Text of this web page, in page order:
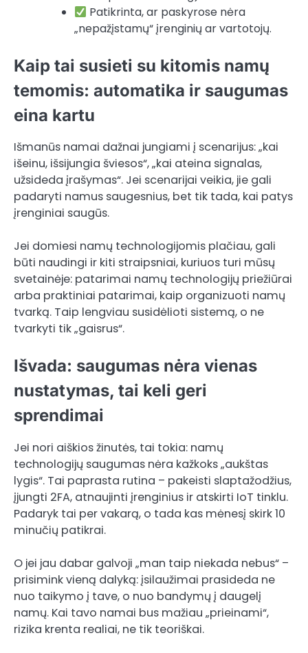
Patikrinta, ar paskyrose nėra
„nepažįstamų“ įrenginių ar vartotojų.
Kaip tai susieti su kitomis namų
temomis: automatika ir saugumas
eina kartu
Išmanūs namai dažnai jungiami į scenarijus: „kai
išeinu, išsijungia šviesos“, „kai ateina signalas,
užsideda įrašymas“. Jei scenarijai veikia, jie gali
padaryti namus saugesnius, bet tik tada, kai patys
įrenginiai saugūs.
Jei domiesi namų technologijomis plačiau, gali
būti naudingi ir kiti straipsniai, kuriuos turi mūsų
svetainėje: patarimai namų technologijų priežiūrai
arba praktiniai patarimai, kaip organizuoti namų
tvarką. Taip lengviau susidėlioti sistemą, o ne
tvarkyti tik „gaisrus“.
Išvada: saugumas nėra vienas
nustatymas, tai keli geri
sprendimai
Jei nori aiškios žinutės, tai tokia: namų
technologijų saugumas nėra kažkoks „aukštas
lygis“. Tai paprasta rutina – pakeisti slaptažodžius,
įjungti 2FA, atnaujinti įrenginius ir atskirti IoT tinklu.
Padaryk tai per vakarą, o tada kas mėnesį skirk 10
minučių patikrai.
O jei jau dabar galvoji „man taip niekada nebus“ –
prisimink vieną dalyką: įsilaužimai prasideda ne
nuo taikymo į tave, o nuo bandymų į daugelį
namų. Kai tavo namai bus mažiau „prieinami“,
rizika krenta realiai, ne tik teoriškai.